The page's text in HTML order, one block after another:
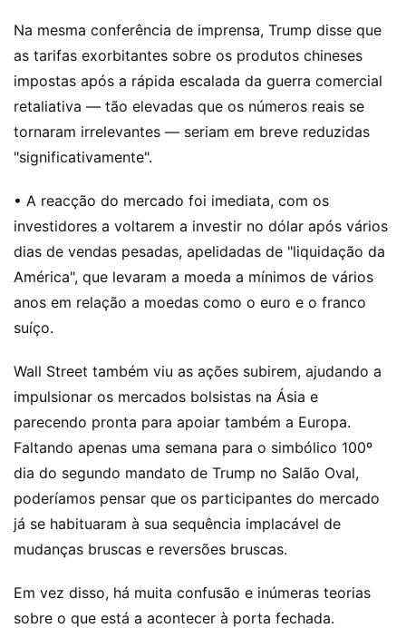
Na mesma conferência de imprensa, Trump disse que
as tarifas exorbitantes sobre os produtos chineses
impostas após a rápida escalada da guerra comercial
retaliativa — tão elevadas que os números reais se
tornaram irrelevantes — seriam em breve reduzidas
"significativamente".
• A reacção do mercado foi imediata, com os
investidores a voltarem a investir no dólar após vários
dias de vendas pesadas, apelidadas de "liquidação da
América", que levaram a moeda a mínimos de vários
anos em relação a moedas como o euro e o franco
suíço.
Wall Street também viu as ações subirem, ajudando a
impulsionar os mercados bolsistas na Ásia e
parecendo pronta para apoiar também a Europa.
Faltando apenas uma semana para o simbólico 100º
dia do segundo mandato de Trump no Salão Oval,
poderíamos pensar que os participantes do mercado
já se habituaram à sua sequência implacável de
mudanças bruscas e reversões bruscas.
Em vez disso, há muita confusão e inúmeras teorias
sobre o que está a acontecer à porta fechada.